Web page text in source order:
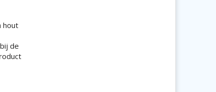
hout
de